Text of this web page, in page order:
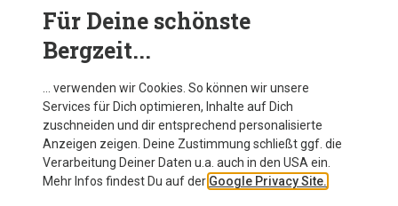
BEKLEIDUNG
Für Deine schönste
Bergzeit...
… verwenden wir Cookies. So können wir unsere
Services für Dich optimieren, Inhalte auf Dich
zuschneiden und dir entsprechend personalisierte
Anzeigen zeigen. Deine Zustimmung schließt ggf. die
Verarbeitung Deiner Daten u.a. auch in den USA ein.
Mehr Infos findest Du auf der Google Privacy Site.